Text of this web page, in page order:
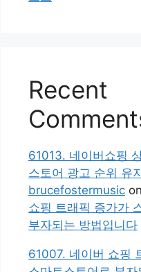
Recent
61013. 네이버쇼핑
스토어 광고 순위 유
brucefostermusic on
쇼핑 트래픽 증가가
부자되는 방법입니다
61007. 네이버 쇼핑